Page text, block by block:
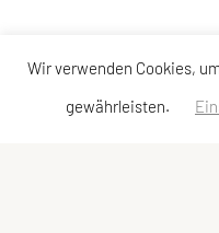
Wir verwenden Cookies,
gewährleisten.